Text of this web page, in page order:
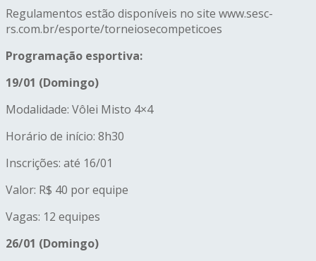
Regulamentos estão disponíveis no site www.sesc-
rs.com.br/esporte/torneiosecompeticoes
Programação esportiva:
19/01 (Domingo)
Modalidade: Vôlei Misto 4×4
Horário de início: 8h30
Inscrições: até 16/01
Valor: R$ 40 por equipe
Vagas: 12 equipes
26/01 (Domingo)